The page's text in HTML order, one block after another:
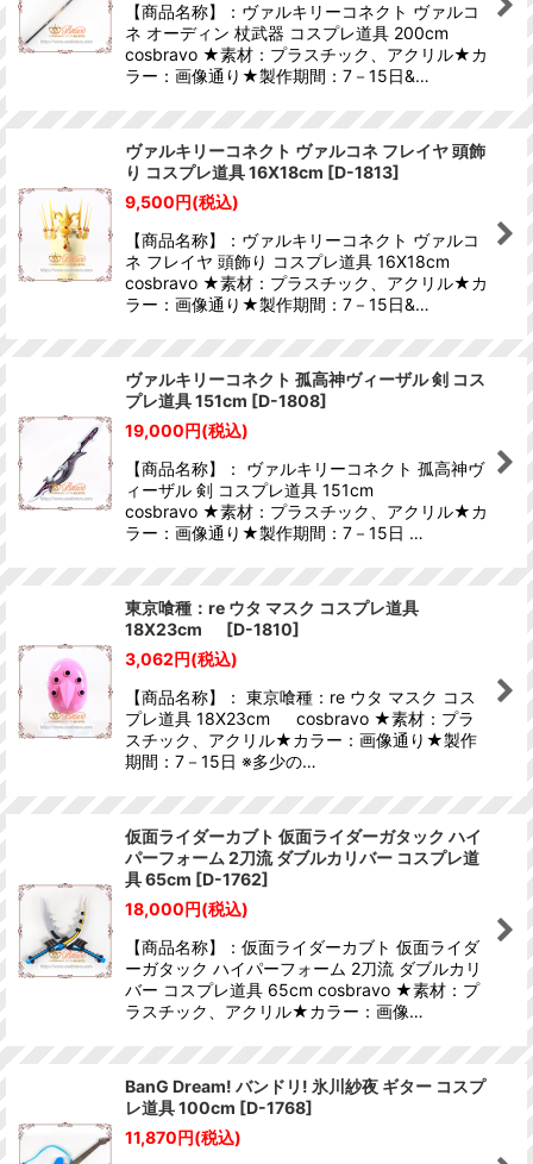
【商品名称】：ヴァルキリーコネクト ヴァルコ
ネ オーディン 杖武器 コスプレ道具 200cm
cosbravo ★素材：プラスチック、アクリル★カ
ラー：画像通り★製作期間：7－15日&…
ヴァルキリーコネクト ヴァルコネ フレイヤ 頭飾
り コスプレ道具 16X18cm [D-1813]
9,500円(税込)
【商品名称】：ヴァルキリーコネクト ヴァルコ
ネ フレイヤ 頭飾り コスプレ道具 16X18cm
cosbravo ★素材：プラスチック、アクリル★カ
ラー：画像通り★製作期間：7－15日&…
ヴァルキリーコネクト 孤高神ヴィーザル 剣 コス
プレ道具 151cm [D-1808]
19,000円(税込)
【商品名称】： ヴァルキリーコネクト 孤高神ヴ
ィーザル 剣 コスプレ道具 151cm
cosbravo ★素材：プラスチック、アクリル★カ
ラー：画像通り★製作期間：7－15日 …
東京喰種：re ウタ マスク コスプレ道具
18X23cm
[D-1810]
3,062円(税込)
【商品名称】： 東京喰種：re ウタ マスク コス
プレ道具 18X23cm cosbravo ★素材：プラ
スチック、アクリル★カラー：画像通り★製作
期間：7－15日 ※多少の…
仮面ライダーカブト 仮面ライダーガタック ハイ
パーフォーム 2刀流 ダブルカリバー コスプレ道
具 65cm [D-1762]
18,000円(税込)
【商品名称】：仮面ライダーカブト 仮面ライダ
ーガタック ハイパーフォーム 2刀流 ダブルカリ
バー コスプレ道具 65cm cosbravo ★素材：プ
ラスチック、アクリル★カラー：画像…
BanG Dream! バンドリ! 氷川紗夜 ギター コスプ
レ道具 100cm [D-1768]
11,870円(税込)